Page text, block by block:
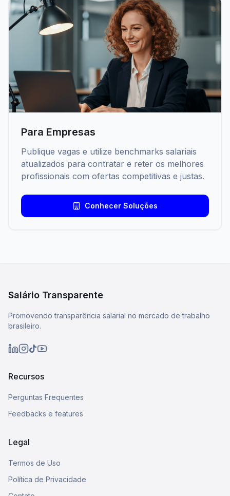
Para Empresas
Publique vagas e utilize benchmarks salariais
atualizados para contratar e reter os melhores
profissionais com ofertas competitivas e justas.
Conhecer Soluções
Salário Transparente
Promovendo transparência salarial no mercado de trabalho
brasileiro.
Recursos
Perguntas Frequentes
Feedbacks e features
Legal
Termos de Uso
Política de Privacidade